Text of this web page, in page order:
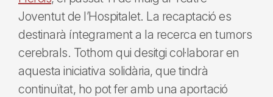
Joventut de l’Hospitalet. La recaptació es
destinarà íntegrament a la recerca en tumors
cerebrals. Tothom qui desitgi col·laborar en
aquesta iniciativa solidària, que tindrà
continuïtat, ho pot fer amb una aportació